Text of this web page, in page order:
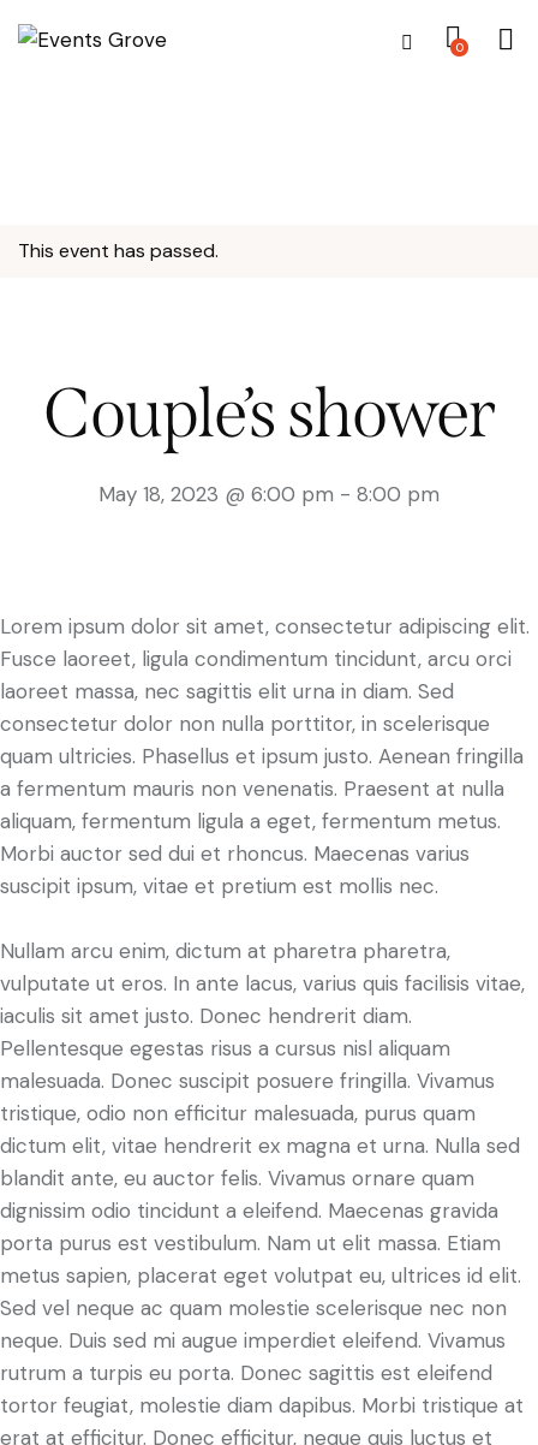
0
This event has passed.
Couple’s shower
May 18, 2023 @ 6:00 pm - 8:00 pm
Lorem ipsum dolor sit amet, consectetur adipiscing elit.
Fusce laoreet, ligula condimentum tincidunt, arcu orci
laoreet massa, nec sagittis elit urna in diam. Sed
consectetur dolor non nulla porttitor, in scelerisque
quam ultricies. Phasellus et ipsum justo. Aenean fringilla
a fermentum mauris non venenatis. Praesent at nulla
aliquam, fermentum ligula a eget, fermentum metus.
Morbi auctor sed dui et rhoncus. Maecenas varius
suscipit ipsum, vitae et pretium est mollis nec.
Nullam arcu enim, dictum at pharetra pharetra,
vulputate ut eros. In ante lacus, varius quis facilisis vitae,
iaculis sit amet justo. Donec hendrerit diam.
Pellentesque egestas risus a cursus nisl aliquam
malesuada. Donec suscipit posuere fringilla. Vivamus
tristique, odio non efficitur malesuada, purus quam
dictum elit, vitae hendrerit ex magna et urna. Nulla sed
blandit ante, eu auctor felis. Vivamus ornare quam
dignissim odio tincidunt a eleifend. Maecenas gravida
porta purus est vestibulum. Nam ut elit massa. Etiam
metus sapien, placerat eget volutpat eu, ultrices id elit.
Sed vel neque ac quam molestie scelerisque nec non
neque. Duis sed mi augue imperdiet eleifend. Vivamus
rutrum a turpis eu porta. Donec sagittis est eleifend
tortor feugiat, molestie diam dapibus. Morbi tristique at
erat at efficitur. Donec efficitur, neque quis luctus et